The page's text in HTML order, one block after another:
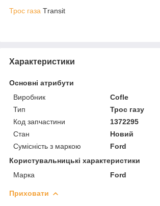
Трос газа Тransit
Характеристики
Основні атрибути
Виробник
Cofle
Тип
Трос газу
Код запчастини
1372295
Стан
Новий
Сумісність з маркою
Ford
Користувальницькі характеристики
Марка
Ford
Приховати